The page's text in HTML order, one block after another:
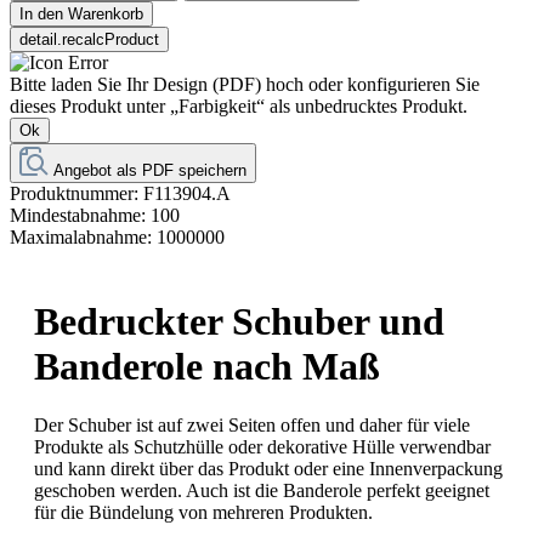
In den Warenkorb
detail.recalcProduct
Bitte laden Sie Ihr Design (PDF) hoch oder konfigurieren Sie
dieses Produkt unter „Farbigkeit“ als unbedrucktes Produkt.
Ok
Angebot als PDF speichern
Produktnummer: F113904.A
Mindestabnahme: 100
Maximalabnahme: 1000000
Bedruckter Schuber und
Banderole nach Maß
Der Schuber ist auf zwei Seiten offen und daher für viele
Produkte als Schutzhülle oder dekorative Hülle verwendbar
und kann direkt über das Produkt oder eine Innenverpackung
geschoben werden. Auch ist die Banderole perfekt geeignet
für die Bündelung von mehreren Produkten.